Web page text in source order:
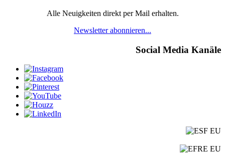
Alle Neuigkeiten direkt per Mail erhalten.
Newsletter abonnieren...
Social Media Kanäle